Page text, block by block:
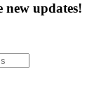
new updates!